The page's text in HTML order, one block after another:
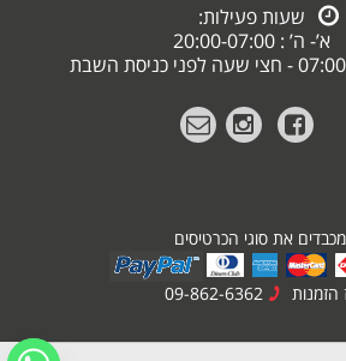
שעות פעילות:
א’- ה’ : 20:00-07:00
את סוגי הכרטיסים
הזמנות